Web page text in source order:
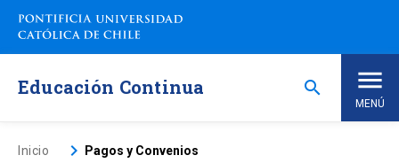
Saltar
contenido
Educación Continua search
MENÚ
Inicio
Inicio keyboard_arrow_right Pagos y Convenios